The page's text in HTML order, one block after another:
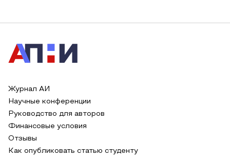
Журнал АИ
Научные конференции
Руководство для авторов
Финансовые условия
Отзывы
Как опубликовать статью студенту